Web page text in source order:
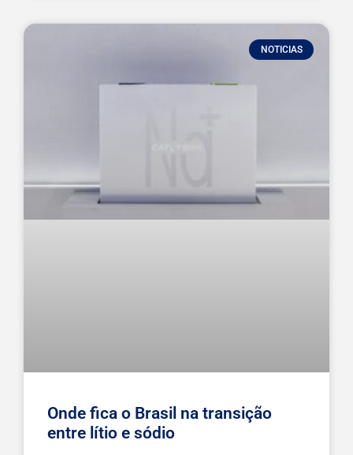
NOTICIAS
Onde fica o Brasil na transição
entre lítio e sódio